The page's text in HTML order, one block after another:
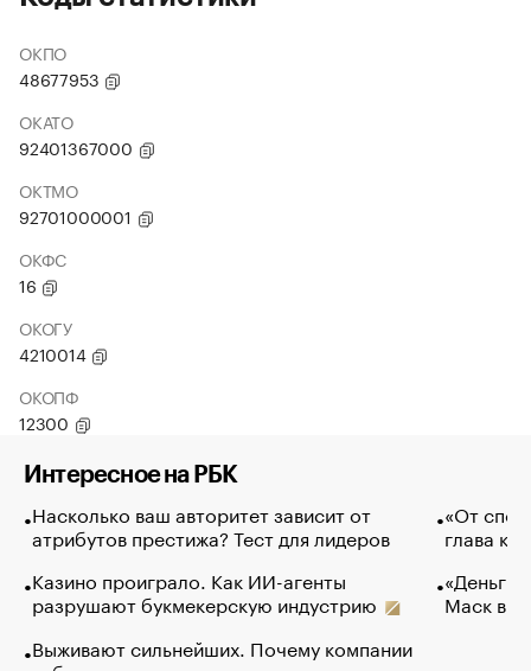
ОКПО
48677953
ОКАТО
92401367000
ОКТМО
92701000001
ОКФС
16
ОКОГУ
4210014
ОКОПФ
12300
Интересное на РБК
Насколько ваш авторитет зависит от
атрибутов престижа? Тест для лидеров
Казино проиграло. Как ИИ-агенты
разрушают букмекерскую индустрию
Выживают сильнейших. Почему компании
«От
глава
«Деньги
Маск в